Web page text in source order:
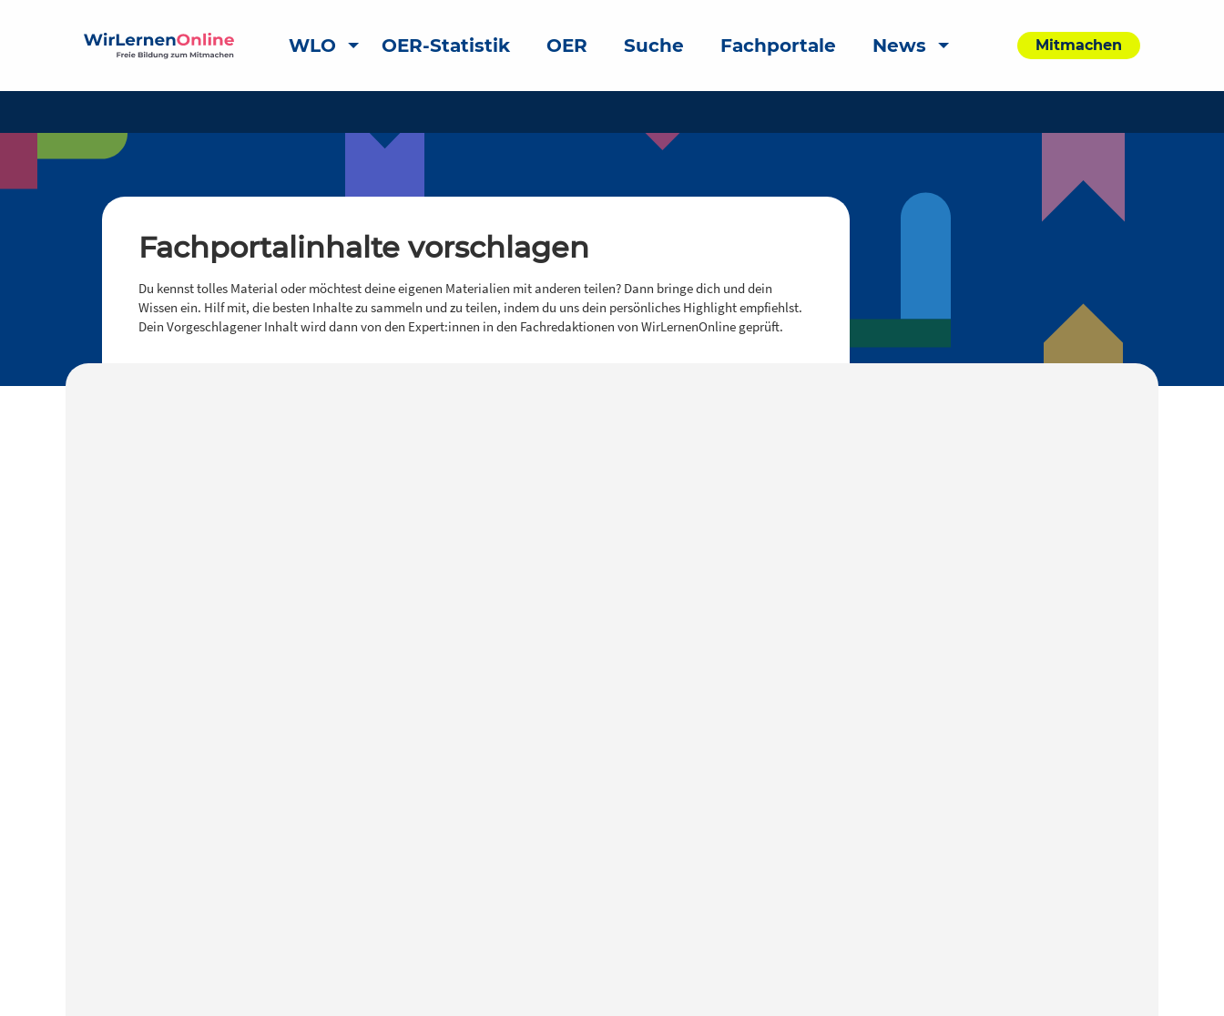
WLO OER-Statistik OER Suche Fachportale News Mitmachen
Fachportalinhalte vorschlagen
Du kennst tolles Material oder möchtest deine eigenen Materialien mit anderen teilen? Dann bringe dich und dein
Wissen ein. Hilf mit, die besten Inhalte zu sammeln und zu teilen, indem du uns dein persönliches Highlight empfiehlst.
Dein Vorgeschlagener Inhalt wird dann von den Expert:innen in den Fachredaktionen von WirLernenOnline geprüft.